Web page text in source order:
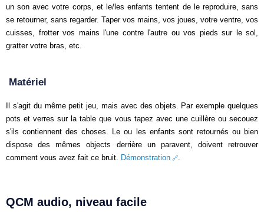
un son avec votre corps, et le/les enfants tentent de le reproduire, sans
se retourner, sans regarder. Taper vos mains, vos joues, votre ventre, vos
cuisses, frotter vos mains l'une contre l'autre ou vos pieds sur le sol,
gratter votre bras, etc.
Matériel
Il s'agit du même petit jeu, mais avec des objets. Par exemple quelques
pots et verres sur la table que vous tapez avec une cuillère ou secouez
s'ils contiennent des choses. Le ou les enfants sont retournés ou bien
dispose des mêmes objects derrière un paravent, doivent retrouver
comment vous avez fait ce bruit.
Démonstration .
QCM audio, niveau facile